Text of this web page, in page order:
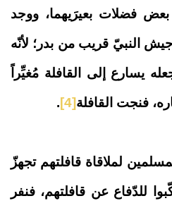
فضلات بعيرَيهما، ووجد
النبيّ قريب من بدر؛ لأنّه
يسارع إلى القافلة مُغيِّراً
فنجت القافلة[4]
.
لملاقاة قافلتهم تجهزّ
للدّفاع عن قافلتهم، فنفر